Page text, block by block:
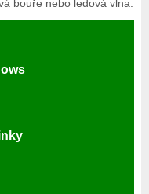
bouře nebo ledová vlna.